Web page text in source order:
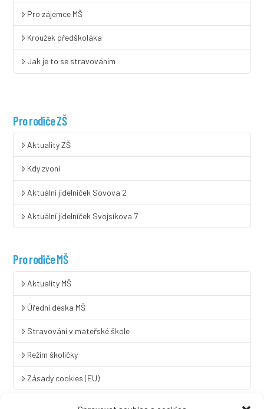
Pro zájemce MŠ
Kroužek předškoláka
Jak je to se stravováním
Pro rodiče ZŠ
Aktuality ZŠ
Kdy zvoní
Aktuální jídelníček Sovova 2
Aktuální jídelníček Svojsíkova 7
Pro rodiče MŠ
Aktuality MŠ
Úřední deska MŠ
Stravování v mateřské škole
Režim školičky
Zásady cookies (EU)